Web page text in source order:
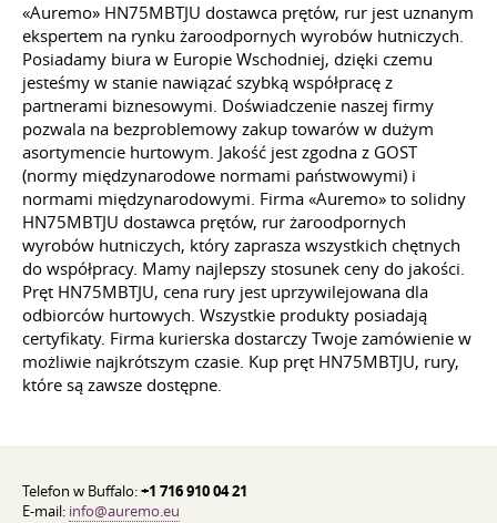
«Auremo» HN75MBTJU dostawca prętów, rur jest uznanym
ekspertem na rynku żaroodpornych wyrobów hutniczych.
Posiadamy biura w Europie Wschodniej, dzięki czemu
jesteśmy w stanie nawiązać szybką współpracę z
partnerami biznesowymi. Doświadczenie naszej firmy
pozwala na bezproblemowy zakup towarów w dużym
asortymencie hurtowym. Jakość jest zgodna z GOST
(normy międzynarodowe normami państwowymi) i
normami międzynarodowymi. Firma «Auremo» to solidny
HN75MBTJU dostawca prętów, rur żaroodpornych
wyrobów hutniczych, który zaprasza wszystkich chętnych
do współpracy. Mamy najlepszy stosunek ceny do jakości.
Pręt HN75MBTJU, cena rury jest uprzywilejowana dla
odbiorców hurtowych. Wszystkie produkty posiadają
certyfikaty. Firma kurierska dostarczy Twoje zamówienie w
możliwie najkrótszym czasie. Kup pręt HN75MBTJU, rury,
które są zawsze dostępne.
Telefon w Buffalo:+1 716 910 04 21
E-mail: info@auremo.eu